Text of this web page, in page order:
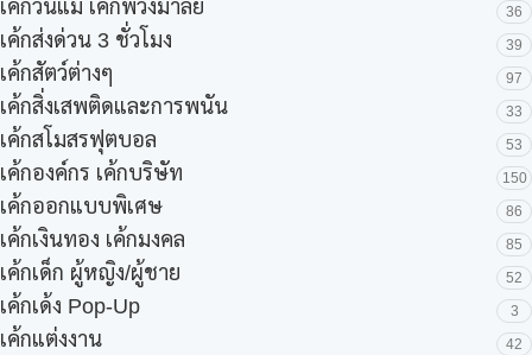
เค้กวันแม่ เค้กพวงมาลัย 36
เค้กส่งด่วน 3 ชั่วโมง 39
เค้กสัตว์ต่างๆ 97
เค้กสิ่งเสพติดและการพนัน 33
เค้กสโมสรฟุตบอล 53
เค้กองค์กร เค้กบริษัท 150
เค้กออกแบบพิเศษ 86
เค้กเงินทอง เค้กมงคล 85
เค้กเด็ก ผู้หญิง/ผู้ชาย 52
เค้กเด้ง Pop-Up 3
เค้กแต่งงาน 42